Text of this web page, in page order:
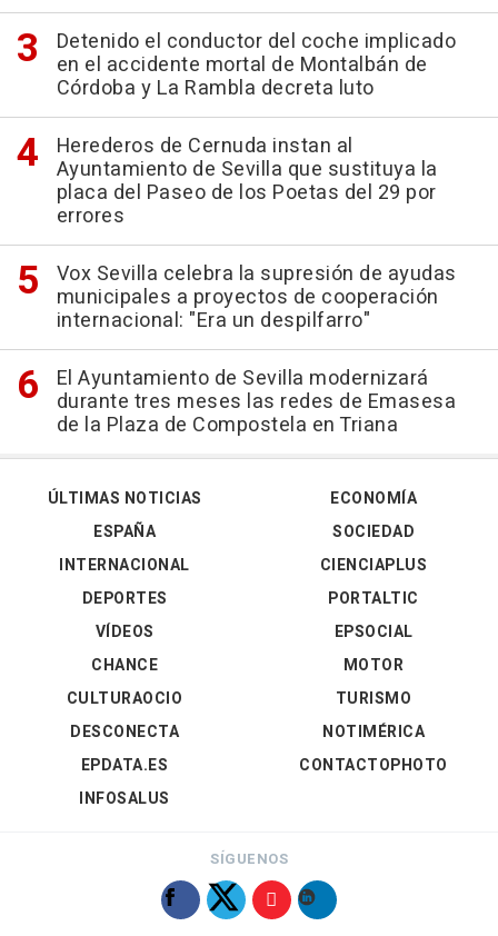
Detenido el conductor del coche implicado
en el accidente mortal de Montalbán de
Córdoba y La Rambla decreta luto
Herederos de Cernuda instan al
Ayuntamiento de Sevilla que sustituya la
placa del Paseo de los Poetas del 29 por
errores
Vox Sevilla celebra la supresión de ayudas
municipales a proyectos de cooperación
internacional: "Era un despilfarro"
El Ayuntamiento de Sevilla modernizará
durante tres meses las redes de Emasesa
de la Plaza de Compostela en Triana
ÚLTIMAS NOTICIAS
ESPAÑA
INTERNACIONAL
DEPORTES
VÍDEOS
ECONOMÍA
SOCIEDAD
CIENCIAPLUS
PORTALTIC
EPSOCIAL
CHANCE
CULTURAOCIO
DESCONECTA
EPDATA.ES
INFOSALUS
MOTOR
TURISMO
NOTIMÉRICA
CONTACTOPHOTO
SÍGUENOS